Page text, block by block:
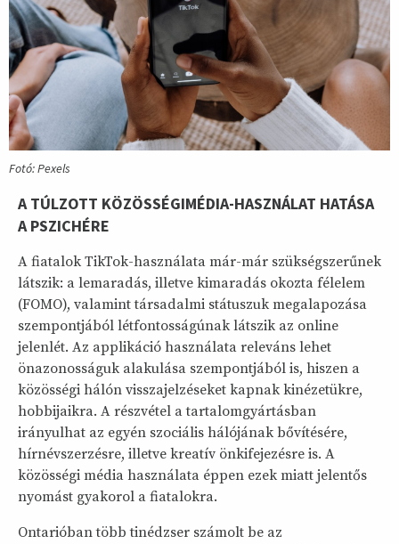
Fotó: Pexels
A TÚLZOTT KÖZÖSSÉGIMÉDIA-HASZNÁLAT HATÁSA
A PSZICHÉRE
A fiatalok TikTok-használata már-már szükségszerűnek
látszik: a lemaradás, illetve kimaradás okozta félelem
(FOMO), valamint társadalmi státuszuk megalapozása
szempontjából létfontosságúnak látszik az online
jelenlét. Az applikáció használata releváns lehet
önazonosságuk alakulása szempontjából is, hiszen a
közösségi hálón visszajelzéseket kapnak kinézetükre,
hobbijaikra. A részvétel a tartalomgyártásban
irányulhat az egyén szociális hálójának bővítésére,
hírnévszerzésre, illetve kreatív önkifejezésre is. A
közösségi média használata éppen ezek miatt jelentős
nyomást gyakorol a fiatalokra.
Ontarióban több tinédzser számolt be az